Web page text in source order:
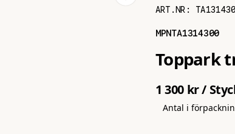
ART.NR:
MPNTA1314300
Toppark
1 300 kr/
Antal i